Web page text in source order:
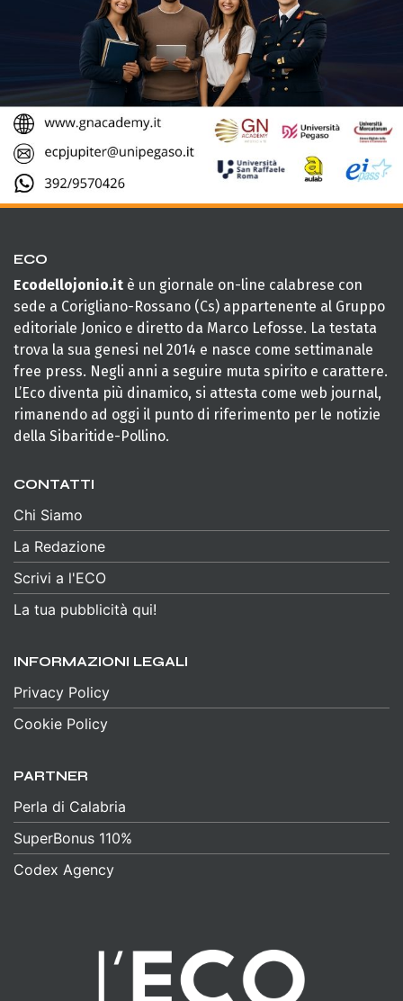
ECO
Ecodellojonio.it è un giornale on-line calabrese con
sede a Corigliano-Rossano (Cs) appartenente al Gruppo
editoriale Jonico e diretto da Marco Lefosse. La testata
trova la sua genesi nel 2014 e nasce come settimanale
free press. Negli anni a seguire muta spirito e carattere.
L’Eco diventa più dinamico, si attesta come web journal,
rimanendo ad oggi il punto di riferimento per le notizie
della Sibaritide-Pollino.
CONTATTI
Chi Siamo
La Redazione
Scrivi a l'ECO
La tua pubblicità qui!
INFORMAZIONI LEGALI
Privacy Policy
Cookie Policy
PARTNER
Perla di Calabria
SuperBonus 110%
Codex Agency